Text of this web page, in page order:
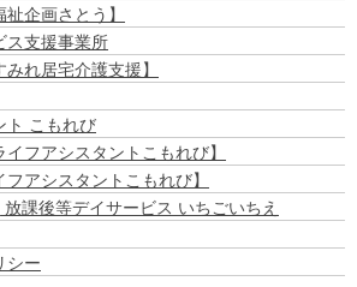
企画さとう】
ス支援事業所
れ居宅介護支援】
ト こもれび
フアシスタントこもれび】
アシスタントこもれび】
課後等デイサービス いちごいちえ
シー